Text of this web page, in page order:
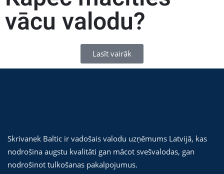
vācu valodu?
Lasīt vairāk
Skrivanek Baltic ir vadošais valodu uzņēmums Latvijā, kas
nodrošina augstu kvalitāti gan mācot svešvalodas, gan
nodrošinot tulkošanas pakalpojumus.